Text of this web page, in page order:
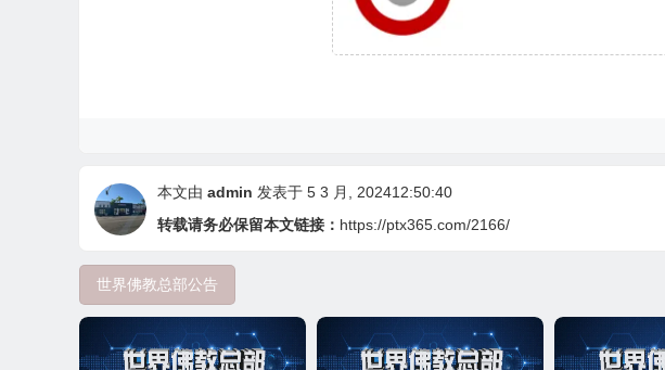
本文由 admin 发表于 5 3 月, 202412:50:40
转载请务必保留本文链接： https://ptx365.com/2166/
世界佛教总部公告